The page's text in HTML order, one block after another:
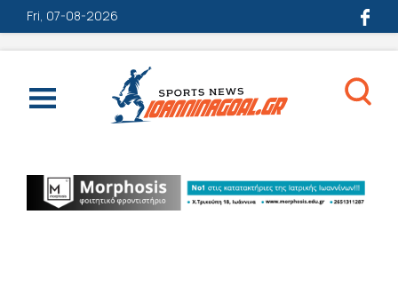
Fri, 07-08-2026